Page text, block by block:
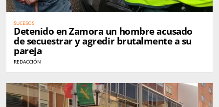
SUCESOS
Detenido en Zamora un hombre acusado
de secuestrar y agredir brutalmente a su
pareja
REDACCIÓN